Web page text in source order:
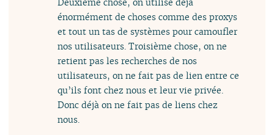
Deuxième chose, on utilise déjà
énormément de choses comme des proxys
et tout un tas de systèmes pour camoufler
nos utilisateurs. Troisième chose, on ne
retient pas les recherches de nos
utilisateurs, on ne fait pas de lien entre ce
qu’ils font chez nous et leur vie privée.
Donc déjà on ne fait pas de liens chez
nous.